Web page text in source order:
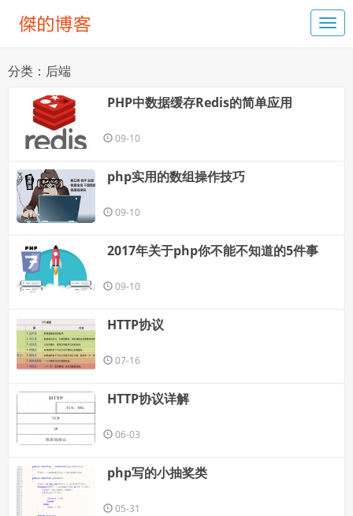
分类：后端
PHP中数据缓存Redis的简单应用
09-10
php实用的数组操作技巧
09-10
2017年关于php你不能不知道的5件事
09-10
HTTP协议
07-16
HTTP协议详解
06-03
php写的小抽奖类
05-31